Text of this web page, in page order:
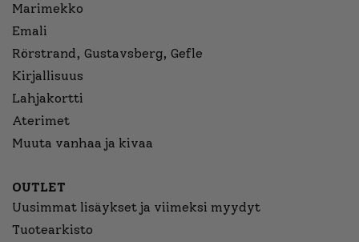
Marimekko
Emali
Rörstrand, Gustavsberg, Gefle
Kirjallisuus
Lahjakortti
Aterimet
Muuta vanhaa ja kivaa
OUTLET
Uusimmat lisäykset ja viimeksi myydyt
Tuotearkisto